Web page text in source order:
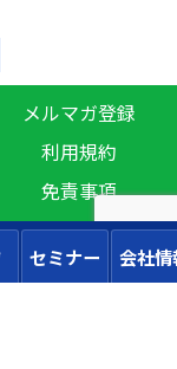
メルマガ登録
利用規約
免責事項
セミナー 会社